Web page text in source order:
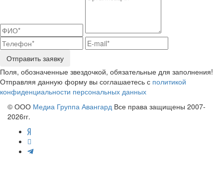
Отправить заявку
Поля, обозначенные звездочкой, обязательные для заполнения!
Отправляя данную форму вы соглашаетесь с политикой
конфиденциальности персональных данных
© ООО Медиа Группа Авангард Все права защищены 2007-
2026гг.